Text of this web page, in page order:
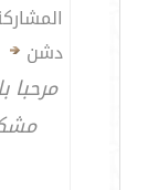
دشن
مرحبا